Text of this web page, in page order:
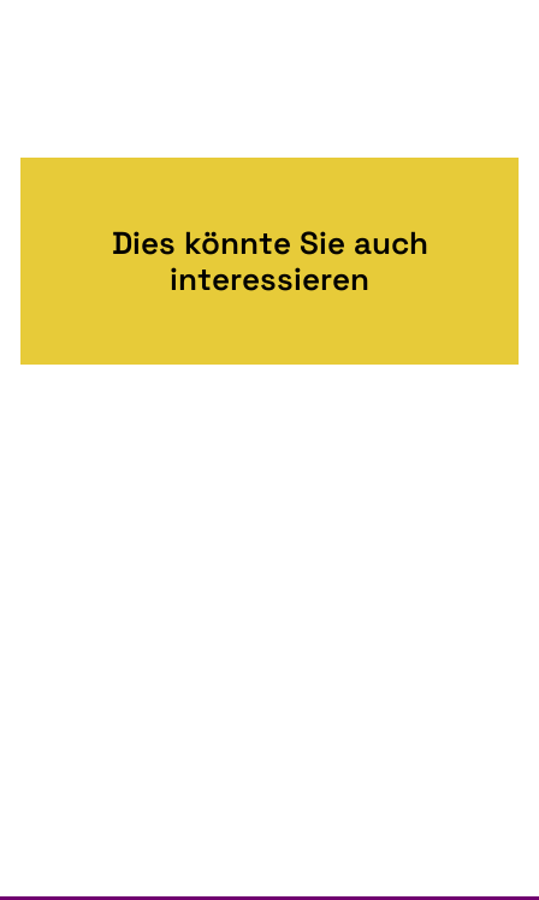
Dies könnte Sie auch
interessieren